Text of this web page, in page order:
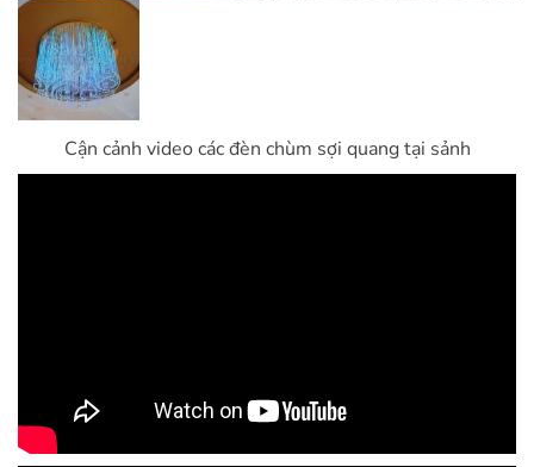
Cận cảnh video các đèn chùm sợi quang tại sảnh